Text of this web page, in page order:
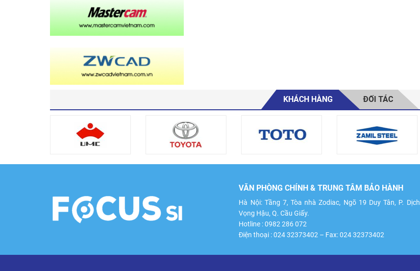
KHÁCH HÀNG ĐỐI TÁC
VĂN PHÒNG CHÍNH & TRUNG TÂM BẢO HÀNH
Hà Nội: Tầng 7, Tòa nhà Zodiac, Ngõ 19 Duy Tân, P. Dịch
Vọng Hậu, Q. Cầu Giấy.
Hotline : 0982 286 072
Điện thoại : 024 32373402 – Fax: 024 32373402